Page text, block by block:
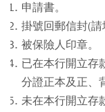
申請書。
掛號回郵信封(請
被保險人印章。
已在本行開立存
分證正本及正、
未在本行開立存